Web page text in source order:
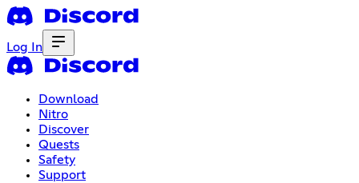
Log In
Download
Nitro
Discover
Quests
Safety
Support